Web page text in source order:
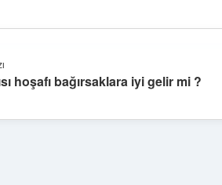
hoşafı bağırsaklara iyi gelir mi ?